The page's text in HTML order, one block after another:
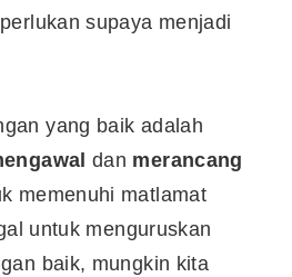
supaya menjadi
yang baik adalah
dan merancang
memenuhi matlamat
untuk menguruskan
baik, mungkin kita